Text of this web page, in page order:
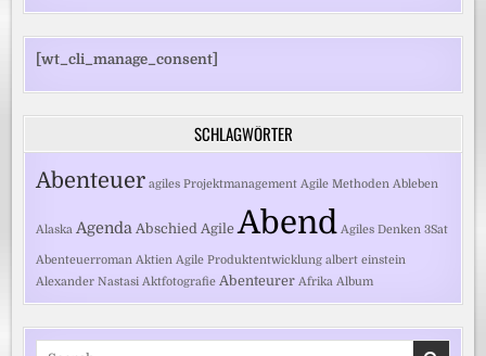
[wt_cli_manage_consent]
SCHLAGWÖRTER
Abenteuer agiles Projektmanagement Agile Methoden Ableben
Alaska Agenda Abschied Agile Abend Agiles Denken 3Sat
Abenteuerroman Aktien Agile Produktentwicklung albert einstein
Alexander Nastasi Aktfotografie Abenteurer Afrika Album